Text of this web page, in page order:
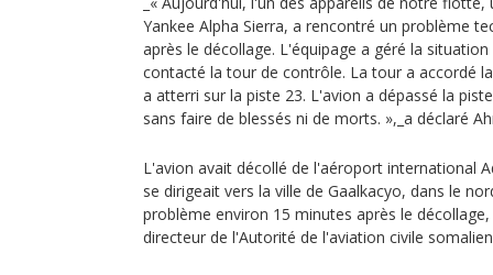
Yankee Alpha Sierra, a rencontré un problème
après le décollage. L'équipage a géré la
contacté la tour de contrôle. La tour a accordé
a atterri sur la piste 23. L'avion a dépassé la
sans faire de blessés ni de morts. »,_a déclaré
L'avion avait décollé de l'aéroport international
se dirigeait vers la ville de Gaalkacyo, dans le
problème environ 15 minutes après le
directeur de l'Autorité de l'aviation civile